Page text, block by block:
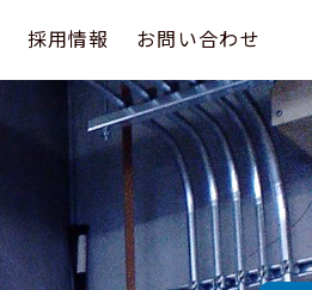
採用情報 お問い合わせ